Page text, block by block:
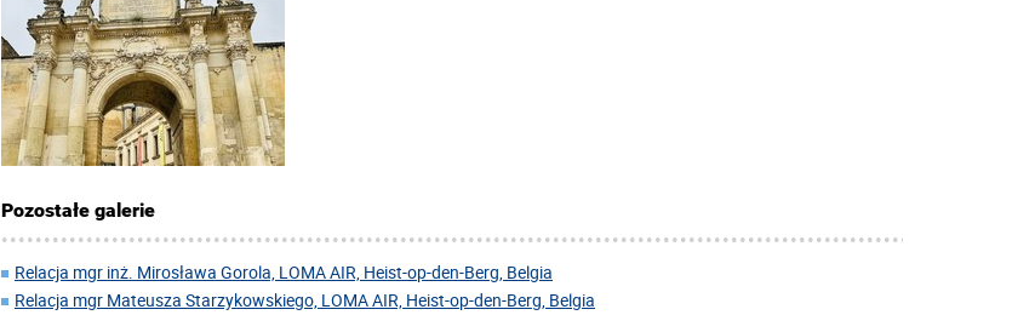
Pozostałe galerie
Relacja mgr inż. Mirosława Gorola, LOMA AIR, Heist-op-den-Berg, Belgia
Relacja mgr Mateusza Starzykowskiego, LOMA AIR, Heist-op-den-Berg, Belgia